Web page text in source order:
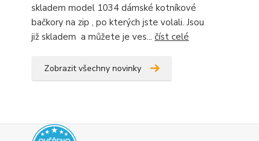
skladem model 1034 dámské kotníkové
bačkory na zip , po kterých jste volali. Jsou
již skladem a můžete je ves... číst celé
Zobrazit všechny novinky